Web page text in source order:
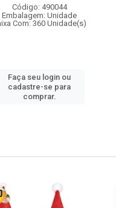
Código: 490044
Embalagem: Unidade
Com: 360 Unidade(s)
Faça seu login ou
cadastre-se para
comprar.